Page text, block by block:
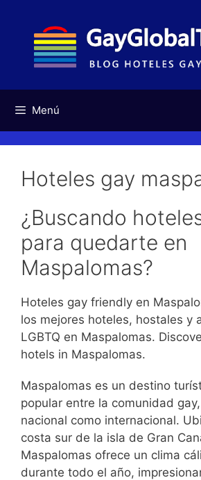
contenido
Menú
Hoteles gay
¿Buscando
para quedarte en
Maspalomas?
Hoteles gay friendly en
los mejores hoteles, hostales y
LGBTQ en Maspalomas.
hotels in Maspalomas.
Maspalomas es un destino
popular entre la comunidad
nacional como internacional.
costa sur de la isla de Gran
Maspalomas ofrece un clima
durante todo el año,